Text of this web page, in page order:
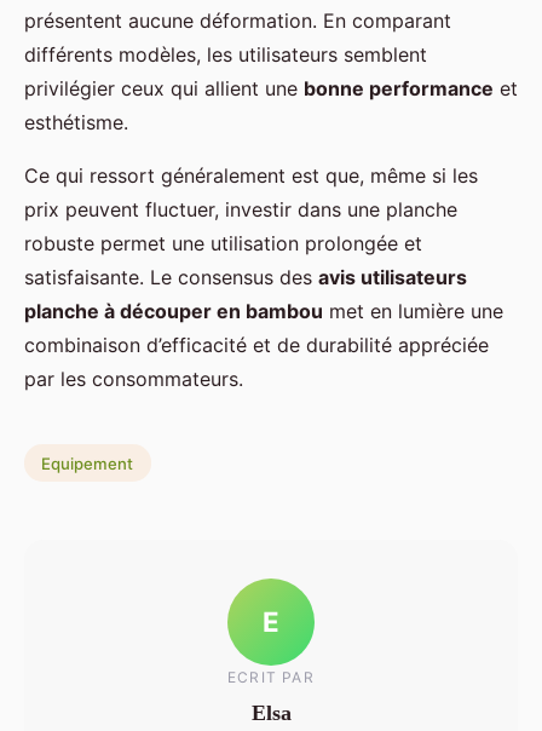
présentent aucune déformation. En comparant
différents modèles, les utilisateurs semblent
privilégier ceux qui allient une bonne performance et
esthétisme.
Ce qui ressort généralement est que, même si les
prix peuvent fluctuer, investir dans une planche
robuste permet une utilisation prolongée et
satisfaisante. Le consensus des avis utilisateurs
planche à découper en bambou met en lumière une
combinaison d’efficacité et de durabilité appréciée
par les consommateurs.
Equipement
E
ECRIT PAR
Elsa